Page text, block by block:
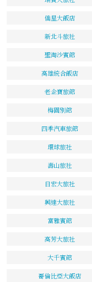
僑星大飯店
新北斗旅社
聖淘沙賓館
高雄統合飯店
老企寶旅館
梅園別館
四季汽車旅館
環球旅社
壽山旅社
日宏大旅社
興達大旅社
富雅賓館
高芳大旅社
大千賓館
哥倫比亞大飯店